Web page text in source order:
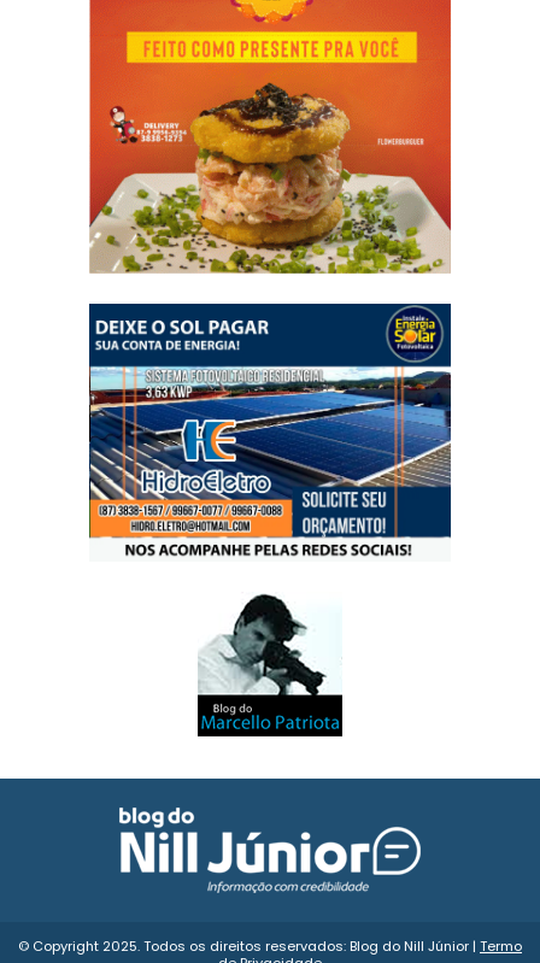
© Copyright 2025. Todos os direitos reservados: Blog do Nill Júnior | Termo